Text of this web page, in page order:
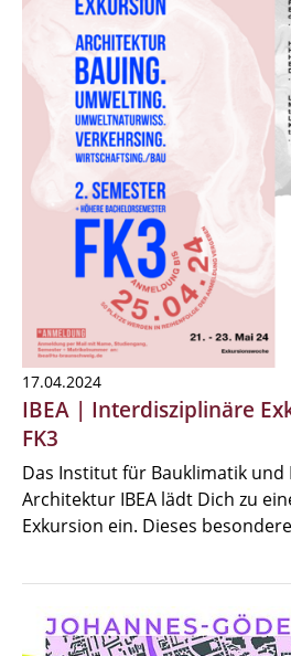
17.04.2024
IBEA | Interdisziplinäre
FK3
Das Institut für Bauklimatik und
Architektur IBEA lädt Dich zu
Exkursion ein. Dieses